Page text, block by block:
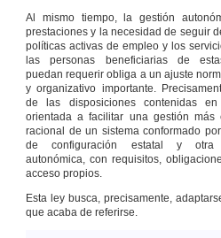
Artículo 107
Instrumentos y
servicios
orientados a la
inclusión laboral y
social.
Artículo 108
Requisitos de
acceso.
Artículo 109
Profesional de
referencia.
Artículo 110
Confidencialidad y
Al mismo tiempo, la gestión
prestaciones y la necesidad de seguir
políticas activas de empleo y los
las personas beneficiarias de
puedan requerir obliga a un ajuste
y organizativo importante.
de las disposiciones contenidas
orientada a facilitar una gestión más
racional de un sistema conformado
de configuración estatal y otra
autonómica, con requisitos,
acceso propios.
Esta ley busca, precisamente,
que acaba de referirse.